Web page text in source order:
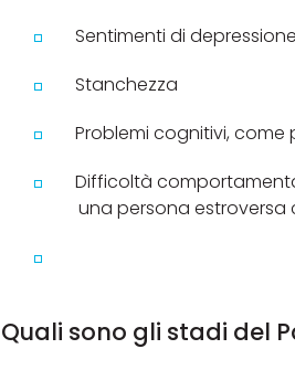
Sentimenti di
Stanchezza
Problemi cognitivi,
Difficoltà
una persona estroversa
Quali sono gli stadi del